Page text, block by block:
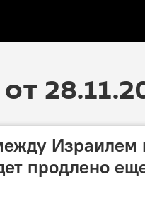
продлено